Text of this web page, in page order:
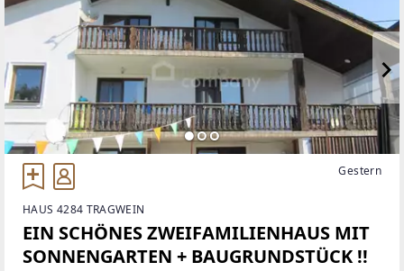
Gestern
HAUS 4284 TRAGWEIN
EIN SCHÖNES ZWEIFAMILIENHAUS MIT
SONNENGARTEN + BAUGRUNDSTÜCK !!